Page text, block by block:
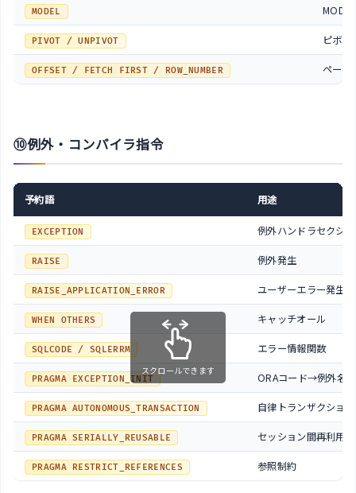
MODEL
PIVOT / UNPIVOT ピボッ
OFFSET / FETCH FIRST / ROW_NUMBER ページ
⑩例外・コンパイラ指令
予約語 用途
EXCEPTION 例外ハンドラセクシ
RAISE 例外発生
RAISE_APPLICATION_ERROR ユーザーエラー発生
WHEN OTHERS キャッチオール
SQLCODE / SQLERRM エラー情報関数
PRAGMA EXCEPTION_INIT ORAコード→例外名
PRAGMA AUTONOMOUS_TRANSACTION 自律トランザクション
PRAGMA SERIALLY_REUSABLE セッション間再利用
PRAGMA RESTRICT_REFERENCES 参照制約
スクロールできます